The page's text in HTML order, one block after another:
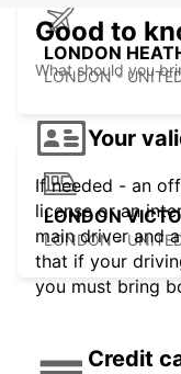
LONDON
LONDON -
LONDON
LONDON -
Good to
What should you
Your
If needed - an
license or an
main driver and
that if your
you must bring
Credit